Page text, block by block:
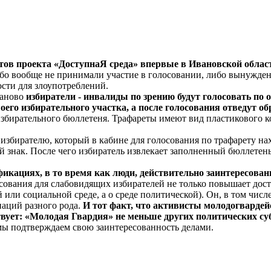
проекта «ДоступнаЯ среда» впервые в Ивановской
вообще не принимали участие в голосовании, либо
для злоупотреблений.
избиратели - инвалиды по зрению будут голосовать
избирательного участка, а после голосования отведут
бюллетеня. Трафареты имеют вид
который в кабине для голосования по трафарету
После чего избиратель извлекает заполненный
в то время как люди, действительно
для слабовидящих избирателей не только повышает
социальной среде, а о среде политической). Он, в том
разного рода. И тот факт, что активисты
«Молодая Гвардия» не меньше других политических
свою заинтересованность делами.